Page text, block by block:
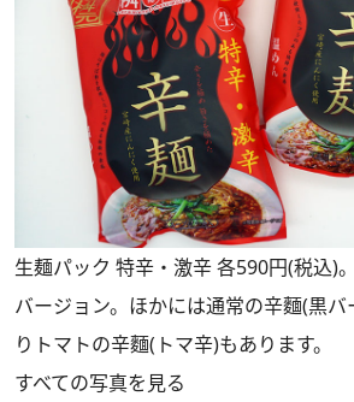
生麺パック 特辛・激辛 各590円(税込)
バージョン。ほかには通常の辛麵(黒
りトマトの辛麵(トマ辛)もあります。
すべての写真を見る